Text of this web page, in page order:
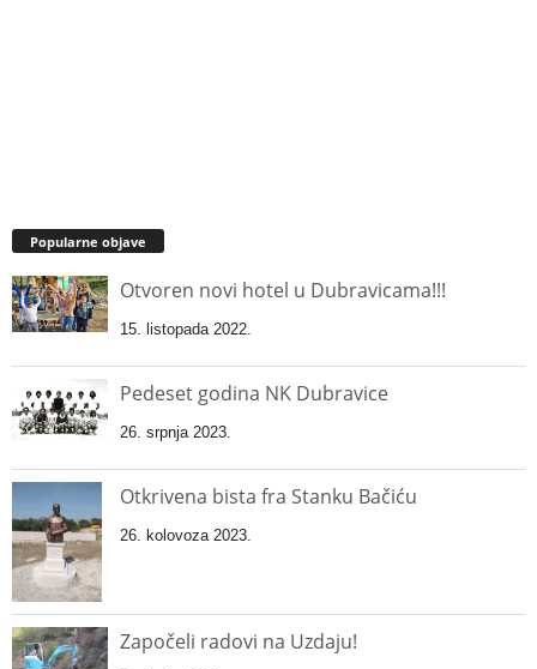
Popularne objave
Otvoren novi hotel u Dubravicama!!!
15. listopada 2022.
Pedeset godina NK Dubravice
26. srpnja 2023.
Otkrivena bista fra Stanku Bačiću
26. kolovoza 2023.
Započeli radovi na Uzdaju!